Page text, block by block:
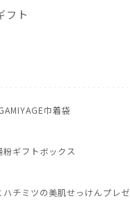
フト
巾着袋
粉ギフトボックス
ハチミツの美肌せっけんプレ